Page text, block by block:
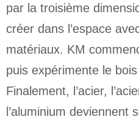
par la troisième
créer dans l’espace
matériaux. KM
puis expérimente le
Finalement, l’acier,
l’aluminium deviennent